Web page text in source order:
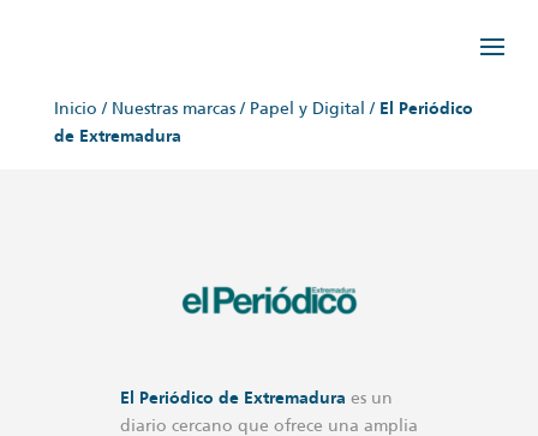
Inicio / Nuestras marcas/ Papel y Digital / El Periódico
de Extremadura
El Periódico de Extremadura es un
diario cercano que ofrece una amplia